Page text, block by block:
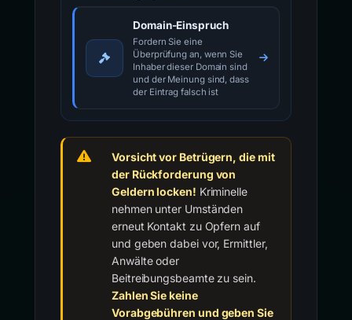
Domain-Einspruch
Fordern Sie eine
Überprüfung an, wenn Sie
Inhaber dieser Domain sind
und der Meinung sind, dass
der Eintrag falsch ist
Vorsicht vor Betrügern, die mit
der Rückforderung von
Geldern locken! Kriminelle
nehmen unter Umständen
erneut Kontakt zu Opfern auf
und geben dabei vor, Ermittler,
Anwälte oder
Beitreibungsbeamte zu sein.
Zahlen Sie keine
Vorabgebühren und geben Sie